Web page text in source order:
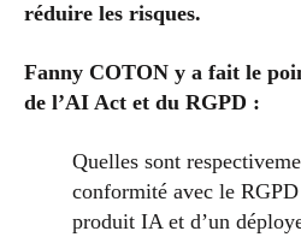
réduire les risques.
Fanny COTON y a fait le
de l’AI Act et du RGPD :
Quelles sont
conformité avec le
produit IA et d’un